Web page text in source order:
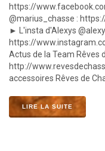
https://
@marius_chasse :
► L'insta d'Alexys
https://
Actus de la Team Rêves
http://
accessoires Rêves de
LIRE LA SUITE